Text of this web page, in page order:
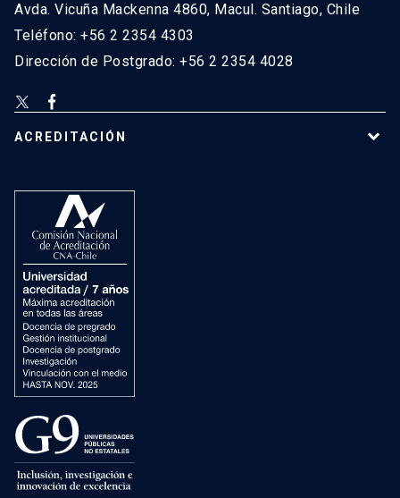
Avda. Vicuña Mackenna 4860, Macul. Santiago, Chile
Teléfono: +56 2 2354 4303
Dirección de Postgrado: +56 2 2354 4028
ACREDITACIÓN